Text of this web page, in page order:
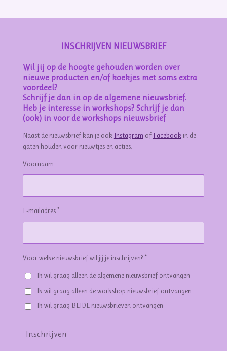
INSCHRIJVEN NIEUWSBRIEF
Wil jij op de hoogte gehouden worden over
nieuwe producten en/of koekjes met soms extra
voordeel?
Schrijf je dan in op de algemene nieuwsbrief.
Heb je interesse in workshops? Schrijf je dan
(ook) in voor de workshops nieuwsbrief
Naast de nieuwsbrief kan je ook Instagram of Facebook in de
gaten houden voor nieuwtjes en acties.
Voornaam
E-mailadres *
Voor welke nieuwsbrief wil jij je inschrijven? *
Ik wil graag alleen de algemene nieuwsbrief ontvangen
Ik wil graag alleen de workshop nieuwsbrief ontvangen
Ik wil graag BEIDE nieuwsbrieven ontvangen
Inschrijven